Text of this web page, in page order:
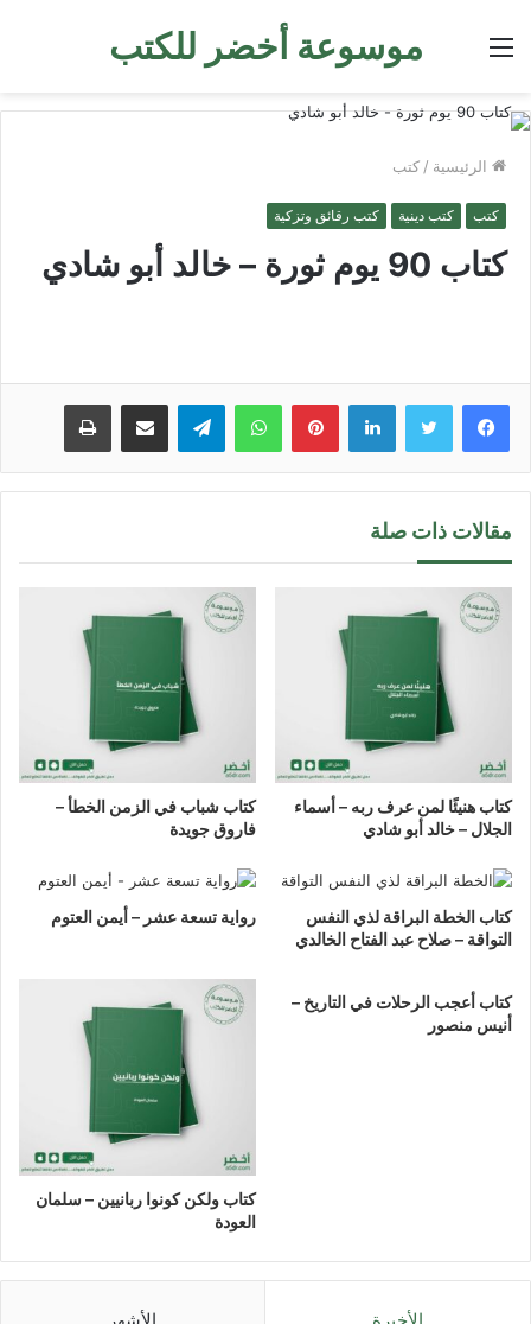
موسوعة أخضر للكتب القائمة
الرئيسية / كتب
كتب كتب دينية كتب رقائق وتزكية
كتاب 90 يوم ثورة – خالد أبو شادي
لينكدإن بينتيريستواتساب تيلقرام مشاركة عبر البريد طباعة
مقالات ذات صلة
كتاب هنيئًا لمن عرف ربه – أسماء
الجلال – خالد أبو شادي
كتاب شباب في الزمن الخطأ –
فاروق جويدة
كتاب الخطة البراقة لذي النفس
التواقة – صلاح عبد الفتاح الخالدي
رواية تسعة عشر – أيمن العتوم
كتاب أعجب الرحلات في التاريخ –
أنيس منصور
كتاب ولكن كونوا ربانيين – سلمان
العودة
الأخيرة الأشهر